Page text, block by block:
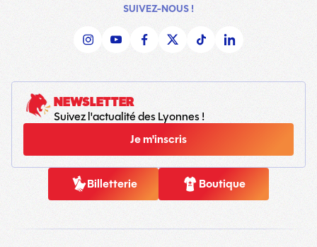
SUIVEZ-NOUS !
NEWSLETTER
Suivez l'actualité des Lyonnes !
Je m'inscris
Billetterie Boutique